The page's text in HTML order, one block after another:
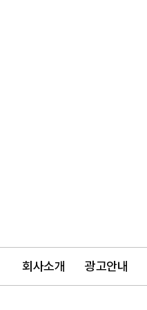
회사소개 광고안내